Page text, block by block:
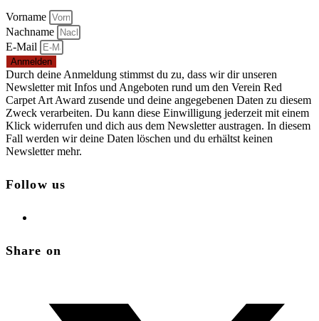
Vorname
Nachname
E-Mail
Anmelden
Durch deine Anmeldung stimmst du zu, dass wir dir unseren
Newsletter mit Infos und Angeboten rund um den Verein Red
Carpet Art Award zusende und deine angegebenen Daten zu diesem
Zweck verarbeiten. Du kann diese Einwilligung jederzeit mit einem
Klick widerrufen und dich aus dem Newsletter austragen. In diesem
Fall werden wir deine Daten löschen und du erhältst keinen
Newsletter mehr.
Follow us
Share on